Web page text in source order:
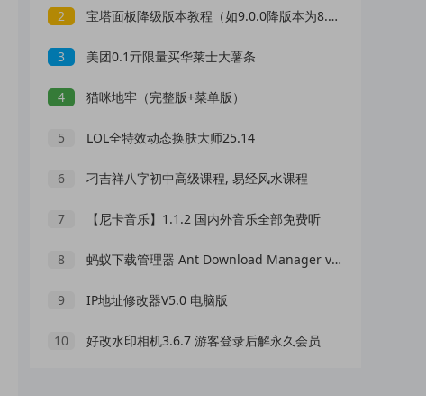
2 宝塔面板降级版本教程（如9.0.0降版本为8.0.5）
3 美团0.1亓限量买华莱士大薯条
4 猫咪地牢（完整版+菜单版）
5 LOL全特效动态换肤大师25.14
6 刁吉祥八字初中高级课程, 易经风水课程
7 【尼卡音乐】1.1.2 国内外音乐全部免费听
8 蚂蚁下载管理器 Ant Download Manager v2.17.2高级版
9 IP地址修改器V5.0 电脑版
10 好改水印相机3.6.7 游客登录后解永久会员